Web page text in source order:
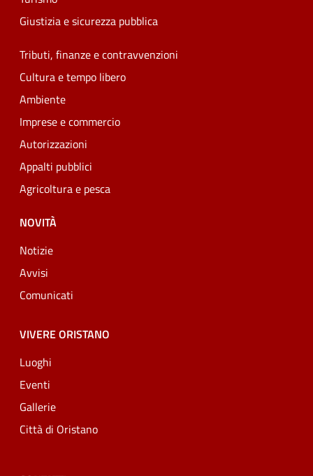
Giustizia e sicurezza pubblica
Tributi, finanze e contravvenzioni
Cultura e tempo libero
Ambiente
Imprese e commercio
Autorizzazioni
Appalti pubblici
Agricoltura e pesca
NOVITÀ
Notizie
Avvisi
Comunicati
VIVERE ORISTANO
Luoghi
Eventi
Gallerie
Città di Oristano